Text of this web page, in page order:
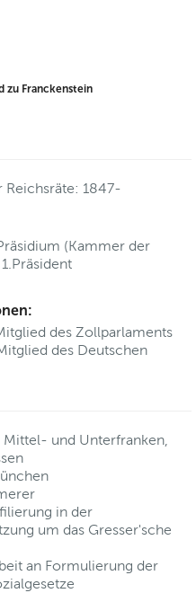
zu Franckenstein
Reichsräte: 1847-
(Kammer der
des Zollparlaments
des Deutschen
Mittel- und Unterfranken,
in der
um das Gresser'sche
an Formulierung der